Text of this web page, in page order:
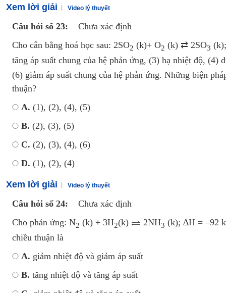
Xem lời giải Video lý thuyết
Câu hỏi số 23:
Chưa xác định
Cho cân bằng hoá học sau: 2SO2 (k)+ O2 (k) ⇄ 2SO3
tăng áp suất chung của hệ phản ứng, (3) hạ nhiệt độ, (4)
(6) giảm áp suất chung của hệ phản ứng. Những biện
thuận?
A. (1), (2), (4), (5)
B. (2), (3), (5)
C. (2), (3), (4), (6)
D. (1), (2), (4)
Xem lời giải Video lý thuyết
Câu hỏi số 24:
Chưa xác định
Cho phản ứng: N2 (k) + 3H2(k) 2NH3 (k); ∆H = –92
chiều thuận là
A. giảm nhiệt độ và giảm áp suất
B. tăng nhiệt độ và tăng áp suất